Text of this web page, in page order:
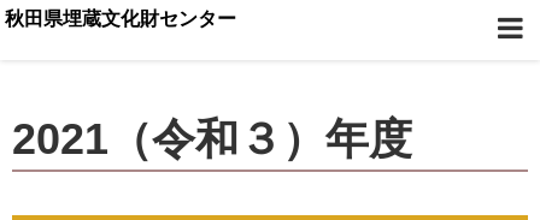
秋田県埋蔵文化財センター
2021（令和３）年度